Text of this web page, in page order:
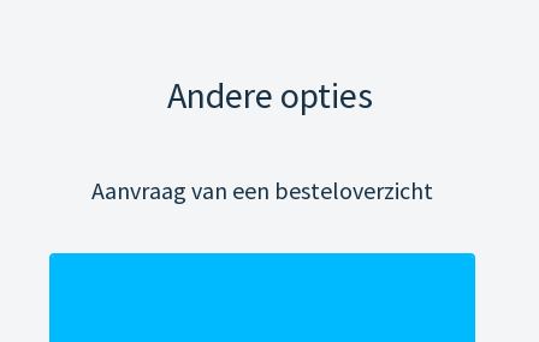
Andere opties
Aanvraag van een besteloverzicht